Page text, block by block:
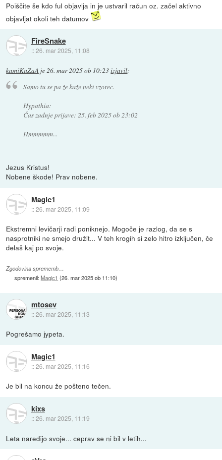
Poiščite še kdo ful objavlja in je ustvaril račun oz. začel aktivno
objavljat okoli teh datumov
FireSnake
::26. mar 2025, 11:08
kamiKaZaA je26. mar 2025 ob 10:23izjavil:
Samo tu se pa že kaže neki vzorec.
Hypathia:
Čas zadnje prijave: 25. feb 2025 ob 23:02
Hmmmmm...
Jezus Kristus!
Nobene škode! Prav nobene.
Magic1
::26. mar 2025, 11:09
Ekstremni levičarji radi poniknejo. Mogoče je razlog, da se s
nasprotniki ne smejo družit... V teh krogih si zelo hitro izključen, če
delaš kaj po svoje.
Zgodovina sprememb…
spremenil:Magic1 (26. mar 2025 ob 11:10)
mtosev
::26. mar 2025, 11:13
Pogrešamo jypeta.
Magic1
::26. mar 2025, 11:16
Je bil na koncu že pošteno tečen.
kixs
::26. mar 2025, 11:19
Leta naredijo svoje... ceprav se ni bil v letih...